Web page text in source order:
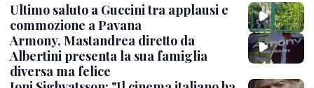
Ultimo saluto a Guccini tra applausi e
commozione a Pavana
Armony, Mastandrea diretto da
Albertini presenta la sua famiglia
diversa ma felice